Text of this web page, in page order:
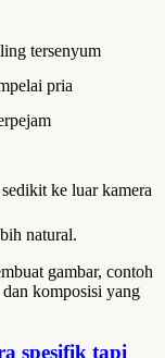
tersenyum
pria
ke luar kamera
natural.
gambar, contoh
komposisi yang
spesifik tapi